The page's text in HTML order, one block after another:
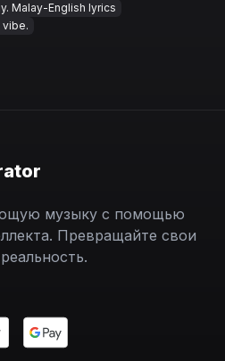
Malay-English lyrics
музыку с помощью
Превращайте свои